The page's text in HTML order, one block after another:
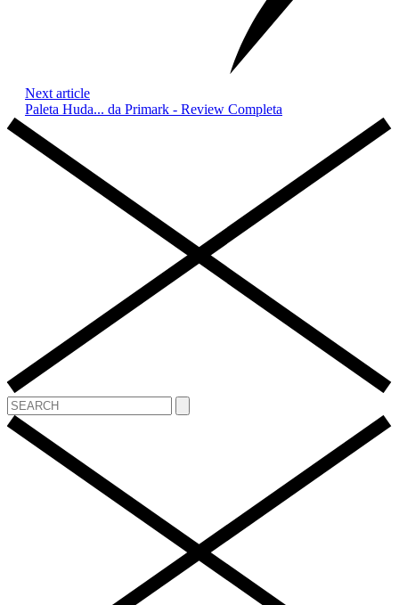
Next article
Paleta Huda... da Primark - Review Completa